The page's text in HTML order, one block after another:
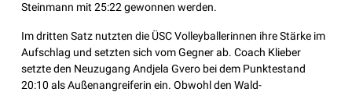
Steinmann mit 25:22 gewonnen werden.
Im dritten Satz nutzten die ÜSC Volleyballerinnen ihre Stärke im
Aufschlag und setzten sich vom Gegner ab. Coach Klieber
setzte den Neuzugang Andjela Gvero bei dem Punktestand
20:10 als Außenangreiferin ein. Obwohl den Wald-